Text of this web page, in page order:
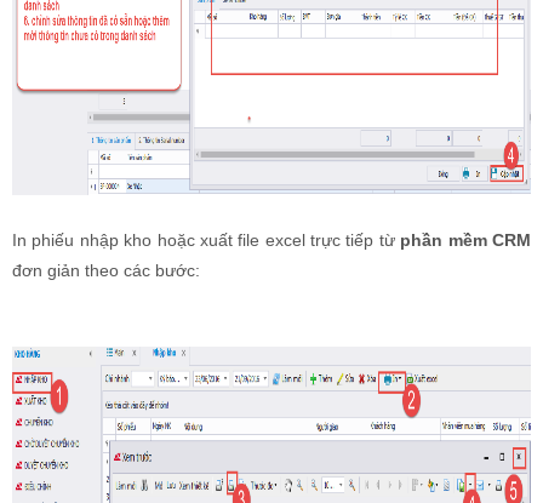
In phiếu nhập kho hoặc xuất file excel trực tiếp từ phần mềm CRM
đơn giản theo các bước: